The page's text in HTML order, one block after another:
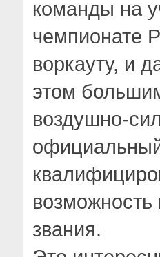
команды на
чемпионате
воркауту, и
этом
воздушно-
возможность
звания.